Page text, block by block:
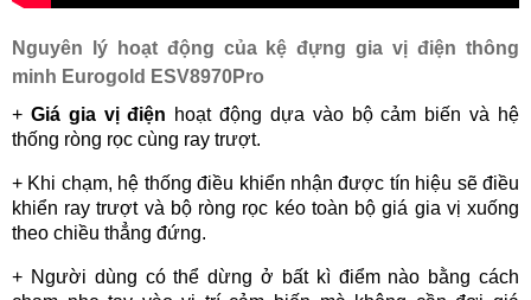
Nguyên lý hoạt động của kệ đựng gia vị điện thông
minh Eurogold ESV8970Pro
+ Giá gia vị điện hoạt động dựa vào bộ cảm biến và hệ
thống ròng rọc cùng ray trượt.
+ Khi chạm, hệ thống điều khiển nhận được tín hiệu sẽ điều
khiển ray trượt và bộ ròng rọc kéo toàn bộ giá gia vị xuống
theo chiều thẳng đứng.
+ Người dùng có thể dừng ở bất kì điểm nào bằng cách